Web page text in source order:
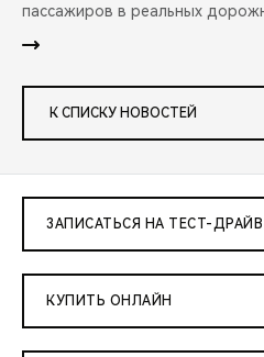
пассажиров в реальных
К СПИСКУ НОВОСТЕЙ
ЗАПИСАТЬСЯ НА ТЕСТ-ДРАЙВ
КУПИТЬ ОНЛАЙН